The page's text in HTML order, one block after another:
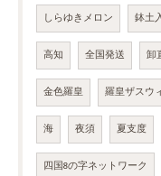
しらゆきメロン 鉢土
高知 全国発送 卸
金色羅皇 羅皇ザスウ
海 夜須 夏支度
四国8の字ネットワーク